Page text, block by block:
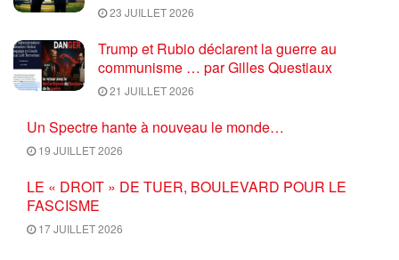
23 JUILLET 2026
Trump et Rubio déclarent la guerre au
communisme … par Gilles Questiaux
21 JUILLET 2026
Un Spectre hante à nouveau le monde…
19 JUILLET 2026
LE « DROIT » DE TUER, BOULEVARD POUR LE
FASCISME
17 JUILLET 2026